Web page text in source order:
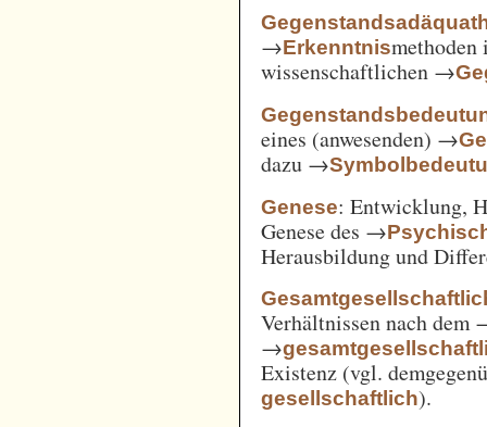
→Erkenntnismethoden
wissenschaftlichen →
eines (anwesenden) →
dazu →
Genese: Entwicklung,
Genese des →
Herausbildung und
Verhältnissen nach dem
→
Existenz (vgl.
gesellschaftlich).